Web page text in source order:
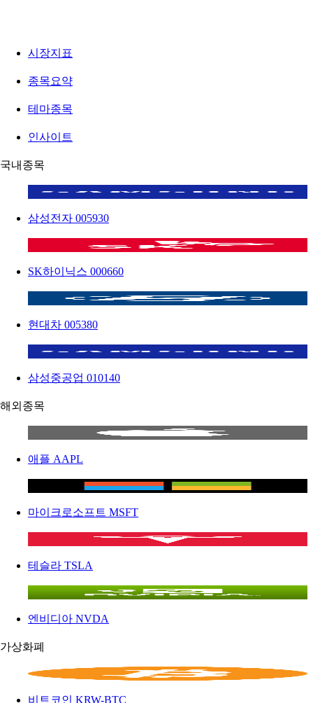
시장지표
종목요약
테마종목
인사이트
국내종목
삼성전자 005930
SK하이닉스 000660
현대차 005380
삼성중공업 010140
해외종목
애플 AAPL
마이크로소프트 MSFT
테슬라 TSLA
엔비디아 NVDA
가상화폐
비트코인 KRW-BTC